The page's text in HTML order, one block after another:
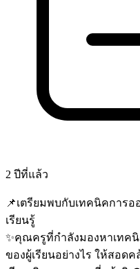
2 ปีที่แล้ว
📌เตรียมพบกับเทคนิคการ
เรียนรู้
✨คุณครูที่กำลังมองหาเทคนิ
ของผู้เรียนอย่างไร ให้สอด